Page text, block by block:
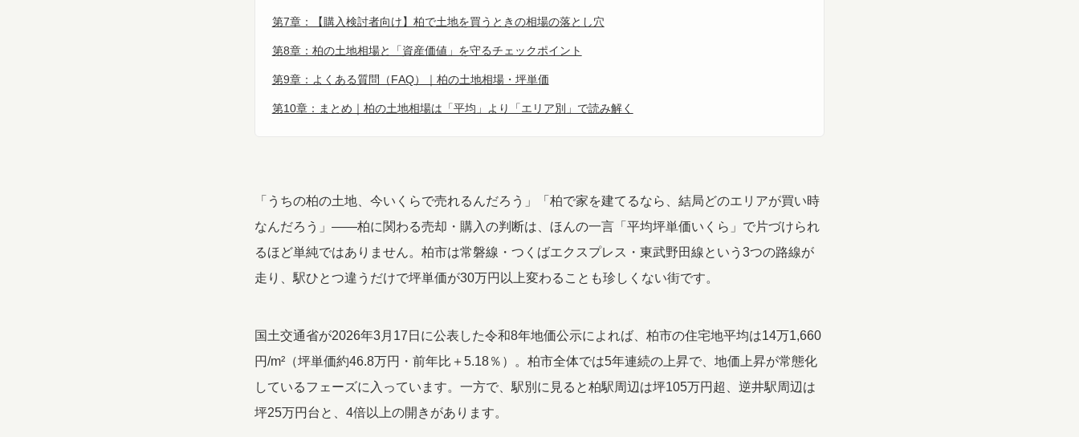
第7章：【購入検討者向け】柏で土地を買うときの相場の落とし穴
第8章：柏の土地相場と「資産価値」を守るチェックポイント
第9章：よくある質問（FAQ）｜柏の土地相場・坪単価
第10章：まとめ｜柏の土地相場は「平均」より「エリア別」で読み解く
「うちの柏の土地、今いくらで売れるんだろう」「柏で家を建てるなら、結局どのエリアが買い時
なんだろう」――柏に関わる売却・購入の判断は、ほんの一言「平均坪単価いくら」で片づけられ
るほど単純ではありません。柏市は常磐線・つくばエクスプレス・東武野田線という3つの路線が
走り、駅ひとつ違うだけで坪単価が30万円以上変わることも珍しくない街です。
国土交通省が2026年3月17日に公表した令和8年地価公示によれば、柏市の住宅地平均は14万1,660
円/m²（坪単価約46.8万円・前年比＋5.18％）。柏市全体では5年連続の上昇で、地価上昇が常態化
しているフェーズに入っています。一方で、駅別に見ると柏駅周辺は坪105万円超、逆井駅周辺は
坪25万円台と、4倍以上の開きがあります。